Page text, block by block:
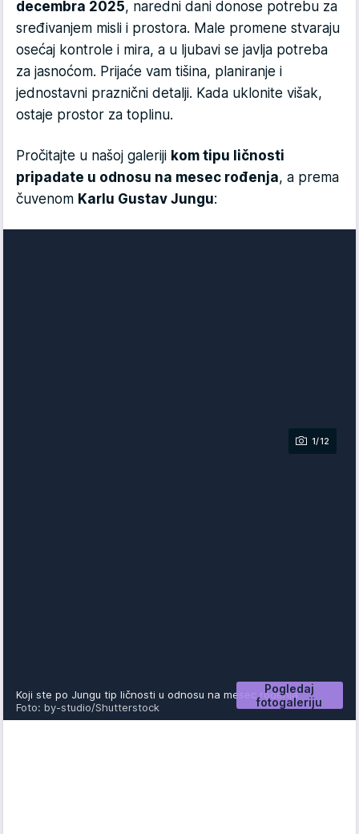
decembra 2025, naredni dani donose potrebu za
sređivanjem misli i prostora. Male promene stvaraju
osećaj kontrole i mira, a u ljubavi se javlja potreba
za jasnoćom. Prijaće vam tišina, planiranje i
jednostavni praznični detalji. Kada uklonite višak,
ostaje prostor za toplinu.
Pročitajte u našoj galeriji kom tipu ličnosti
pripadate u odnosu na mesec rođenja, a prema
čuvenom Karlu Gustav Jungu:
1/12
Pogledaj
fotogaleriju
Koji ste po Jungu tip ličnosti u odnosu na mesec rođenja
Foto: by-studio/Shutterstock